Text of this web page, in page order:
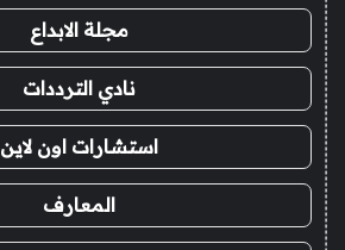
مجلة الابداع
نادي الترددات
استشارات اون لاين
المعارف